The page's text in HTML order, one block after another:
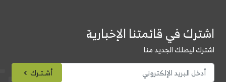
اشترك في قائمتنا الإخبارية
اشترك ليصلك الجديد منا
أشـتـرك